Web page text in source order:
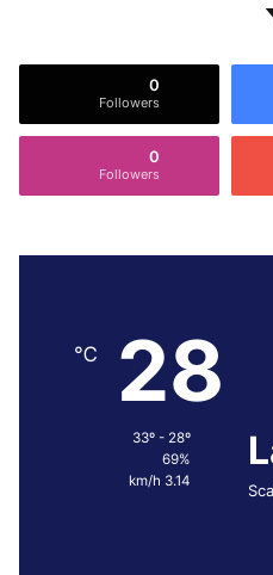
0
Followers
0
Followers
28
℃
33º - 28º
69%
3.14 km/h